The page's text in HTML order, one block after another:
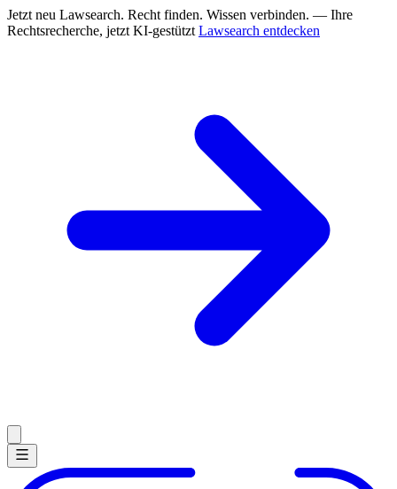
Jetzt neu Lawsearch. Recht finden. Wissen verbinden. — Ihre
Rechtsrecherche, jetzt KI-gestützt Lawsearch entdecken